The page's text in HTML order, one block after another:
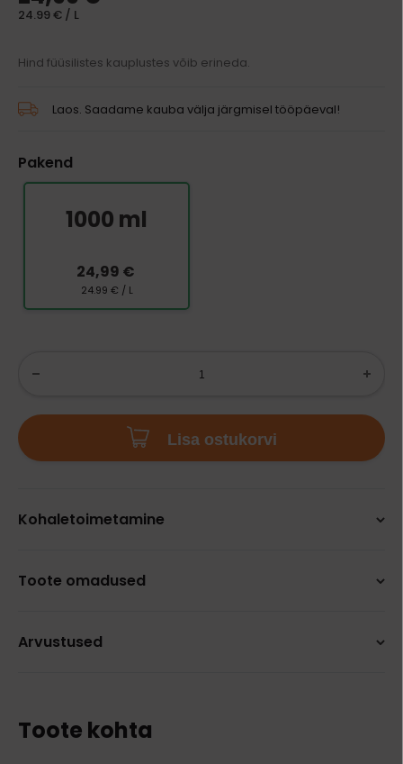
24.99 € / L
Hind füüsilistes kauplustes võib erineda.
Laos. Saadame kauba välja järgmisel tööpäeval!
Pakend
1000 ml
24,99 €
24.99 € / L
Lisa ostukorvi
Kohaletoimetamine
Toote omadused
Arvustused
Toote kohta